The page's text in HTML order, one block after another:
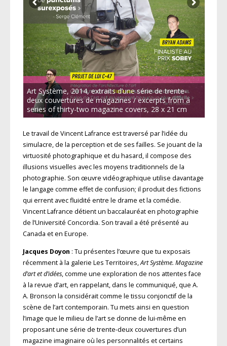
Art Système, 2014, extraits d’une série de trente-
deux couvertures de magazines / excerpts from a
series of thirty-two magazine covers, 28 x 21 cm
Le travail de Vincent Lafrance est traversé par l’idée du
simulacre, de la perception et de ses failles. Se jouant de la
virtuosité photographique et du hasard, il compose des
illusions visuelles avec les moyens traditionnels de la
photographie. Son œuvre vidéographique utilise davantage
le langage comme effet de confusion; il produit des fictions
qui errent avec fluidité entre le drame et la comédie.
Vincent Lafrance détient un baccalauréat en photographie
de l’Université Concordia. Son travail a été présenté au
Canada et en Europe.
Jacques Doyon : Tu présentes l’œuvre que tu exposais
récemment à la galerie Les Territoires,Art Système. Magazine
d’art et d’idées, comme une exploration de nos attentes face
à la revue d’art, en rappelant, dans le communiqué, que A.
A. Bronson la considérait comme le tissu conjonctif de la
scène de l’art contemporain. Tu mets ainsi en question
l’image que le milieu de l’art se donne de lui-même en
proposant une série de trente-deux couvertures d’un
magazine imaginaire où les personnalités et certains